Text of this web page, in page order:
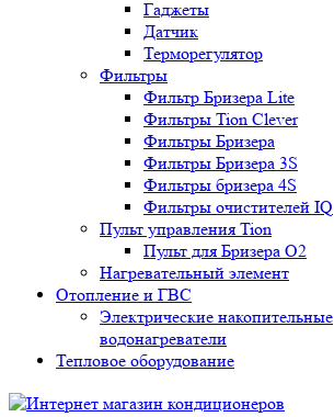
Гаджеты
Датчик
Терморегулятор
Фильтры
Фильтр Бризера Lite
Фильтры Tion Clever
Фильтры Бризера
Фильтры Бризера 3S
Фильтры бризера 4S
Фильтры очистителей IQ
Пульт управления Tion
Пульт для Бризера O2
Нагревательный элемент
Отопление и ГВС
Электрические накопительные
водонагреватели
Тепловое оборудование